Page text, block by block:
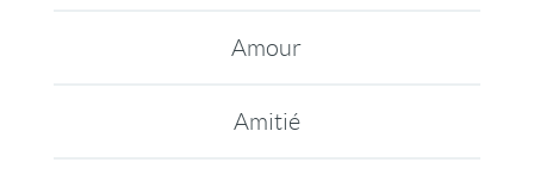
Amour
Amitié